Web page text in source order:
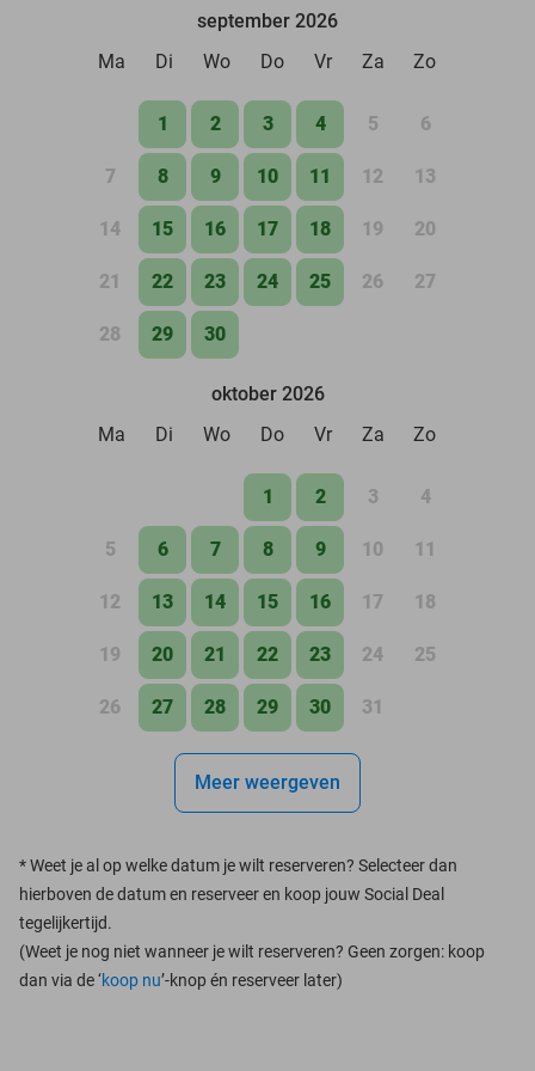
september 2026
Ma
Di Wo Do Vr Za Zo
1 2 3 4 5 6
7 8 9 10 11 12 13
14 15 16 17 18 19 20
21 22 23 24 25 26 27
28 29 30
oktober 2026
Ma
Di Wo Do Vr Za Zo
1 2 3 4
5 6 7 8 9 10 11
12 13 14 15 16 17 18
19 20 21 22 23 24 25
26 27 28 29 30 31
Meer weergeven
*Weet je al op welke datum je wilt reserveren? Selecteer dan
hierboven de datum en reserveer en koop jouw Social Deal
tegelijkertijd.
(Weet je nog niet wanneer je wilt reserveren? Geen zorgen: koop
dan via de ‘koop nu’-knop én reserveer later)